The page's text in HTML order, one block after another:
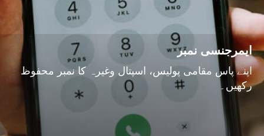
ایمرجنسی نمبر
اپنے پاس مقامی پولیس، اسپتال وغیرہ کا نمبر محفوظ
رکھیں۔